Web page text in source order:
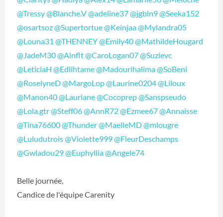
@Tressy@Blanche.V@adeline37@jgbln9@Seeka152
@osartsoz@Supertortue@Keinjaa@Mylandra05
@Louna31 @THENNEY@Emily40@MathildeHougard
@JadeM30@Alnflt@CaroLogan07@Suzievc
@LeticiaH @Edlihtame@Madourihalima@SoBeni
@RoselyneD@MargoLop@Laurine0204@Liloux
@Manon40@Lauriane@Cocoprep@Sanspseudo
@Lola.gtr@Steff06@AnnR72@Ezmee67@Annaisse
@Tina76600@Thunder@MaelleMD@mlougre
@Luludutrois@Violette999@FleurDeschamps
@Gwladou29@Euphyllia@Angele74
Belle journée,
Candice de l'équipe Carenity